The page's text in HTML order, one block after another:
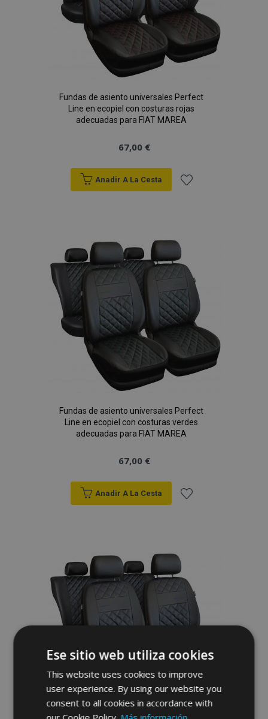
Fundas de asiento universales Perfect
Line en ecopiel con costuras rojas
adecuadas para FIAT MAREA
67,00 €
Anadir A La Cesta
Lista
de
Deseos
Fundas de asiento universales Perfect
Line en ecopiel con costuras verdes
adecuadas para FIAT MAREA
67,00 €
Anadir A La Cesta
Lista
de
Deseos
Ese sitio web utiliza cookies
This website uses cookies to improve
user experience. By using our website you
consent to all cookies in accordance with